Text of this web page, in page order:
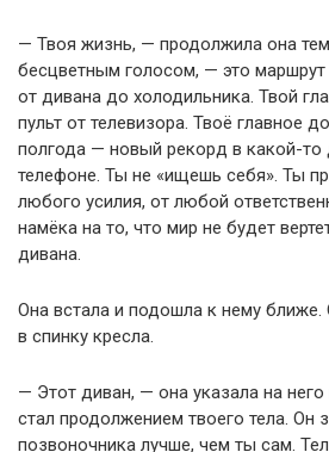
— Твоя жизнь, — продолжила она
бесцветным голосом, — это
от дивана до холодильника. Твой
пульт от телевизора. Твоё главное
полгода — новый рекорд в какой-то
телефоне. Ты не «ищешь себя». Ты
любого усилия, от любой
намёка на то, что мир не будет
дивана.
Она встала и подошла к нему ближе.
в спинку кресла.
— Этот диван, — она указала на
стал продолжением твоего тела. Он
позвоночника лучше, чем ты сам.